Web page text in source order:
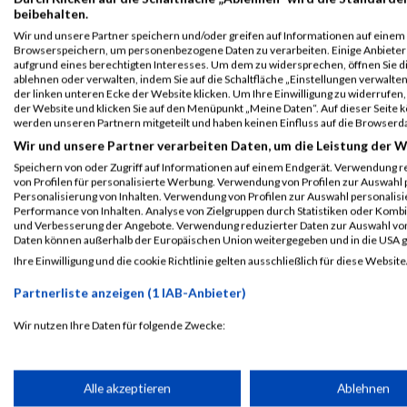
Einzelwertung männlich
2016
Veranstaltung Stnr First Name Last Name
Herzlauf Krieglach
Herzlauf - 9.5km
3017 Richard Sommer
Legende:
GPos = Geschlechter Position, KPos = Kategorie Position, TPos
Disqualifiziert
beibehalten.
Wir und unsere Partner speichern und/oder greifen auf Informationen auf einem
Browserspeichern, um personenbezogene Daten zu verarbeiten. Einige
aufgrund eines berechtigten Interesses. Um dem zu widersprechen, öffnen Sie
ablehnen oder verwalten, indem Sie auf die Schaltfläche „Einstellungen
der linken unteren Ecke der Website klicken. Um Ihre Einwilligung zu
der Website und klicken Sie auf den Menüpunkt „Meine Daten“. Auf dieser
werden unseren Partnern mitgeteilt und haben keinen Einfluss auf die
Wir und unsere Partner verarbeiten Daten, um die Leistung der
Speichern von oder Zugriff auf Informationen auf einem Endgerät. Verwendung
von Profilen für personalisierte Werbung. Verwendung von Profilen zur
Personalisierung von Inhalten. Verwendung von Profilen zur Auswahl
Performance von Inhalten. Analyse von Zielgruppen durch Statistiken oder
und Verbesserung der Angebote. Verwendung reduzierter Daten zur Auswahl
Daten können außerhalb der Europäischen Union weitergegeben und in die USA
Ihre Einwilligung und die cookie Richtlinie gelten ausschließlich für diese
Partnerliste anzeigen (1 IAB-Anbieter)
Wir nutzen Ihre Daten für folgende Zwecke:
Speichern von oder Zugriff auf Informationen auf einem
Alle akzeptieren Ablehnen